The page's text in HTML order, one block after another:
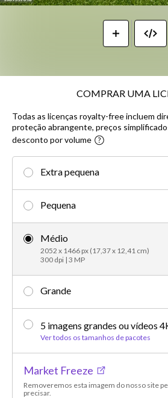
COMPRAR UMA
Todas as licenças royalty-free incluem
proteção abrangente, preços
desconto por volume​
Extra pequena
Pequena
Médio
2052 x 1466 px (17,37 x 12,41 cm)
300 dpi | 3 MP
Grande
5 imagens grandes ou vídeos
Ver todos os tamanhos de pacotes
Market Freeze
Removeremos esta imagem do nosso site
precisar.